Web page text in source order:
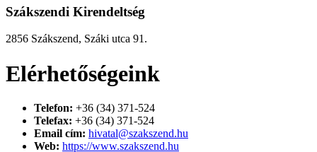
Szákszendi Kirendeltség
2856 Szákszend, Száki utca 91.
Elérhetőségeink
Telefon: +36 (34) 371-524
Telefax: +36 (34) 371-524
Email cím: hivatal@szakszend.hu
Web: https://www.szakszend.hu